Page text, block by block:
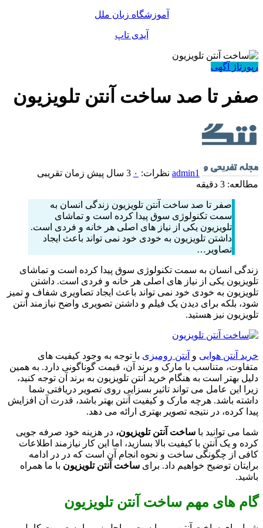
آموزشگاه زبان ملل
آیدی تاپ
رپورتاژ آگهی
صفر تا صد ساخت آنتن تلویزیون
admin1 نظرات: ۰ 3 سال پیش
زمان تقریبی
مطالعه: 3 دقیقه
صفر تا صد ساخت آنتن تلویزیون زندگی انسان به
سمت تکنولوژی سوق پیدا کرده است و تماشای
تلویزیون یکی از نیاز های اصلی هر خانه و فردی است.
داشتن تلویزیون به خودی خود نمی تواند باعث ایجاد
تصاویر…
زندگی انسان به سمت تکنولوژی سوق پیدا کرده است و تماشای
تلویزیون یکی از نیاز های اصلی هر خانه و فردی است. داشتن
تلویزیون به خودی خود نمی تواند باعث ایجاد تصاویری شفاف و تمیز
شود، بلکه برای دیدن یک فیلم و داشتن تصویری واضح نیازمند آنتن
تلویزیون نیز هستید.
خرید آنتن هوایی و آنتن رومیزی با توجه به وجود کیفیت های
متفاوت، متناسب با مارک و برند آن، قیمت گوناگونی دارد. به همین
دلیل بهتر است به هنگام خرید آنتن تلویزیون به برند آن توجه کنید،
زیرا این عامل می تواند تاثیر بسزایی روی تصویر دریافتی شما
داشته باشد. هرچه مارک و کیفیت آنتن بهتر باشد، قدرت آن افزایش
پیدا کرده، در نتیجه تصویر بهتری ارائه می دهد.
شما می توانید با ساخت آنتن تلویزیون، در هزینه خود صرفه جویی
کرده و یک آنتن با کیفیت بالا بسازید، اما این کار نیازمند اطلاعات
کافی از چگونگی ساخت و نحوه انجام آن است که در در ادامه
برایتان توضیح خواهیم داد. برای ساخت آنتن تلویزیون با ما همراه
باشید.
گام های مهم ساخت آنتن تلویزیون